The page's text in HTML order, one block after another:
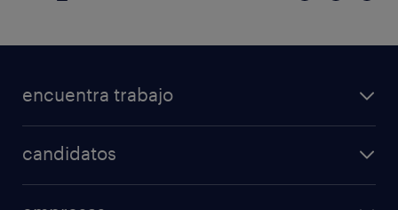
encuentra trabajo
candidatos